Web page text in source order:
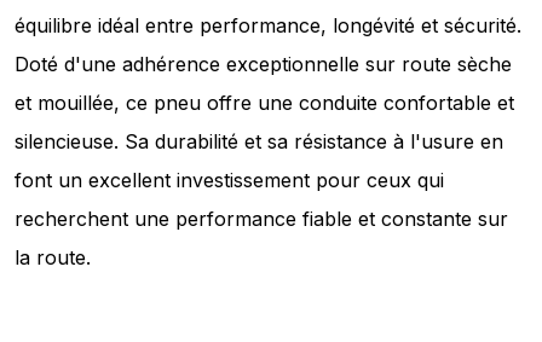
équilibre idéal entre performance, longévité et sécurité.
Doté d'une adhérence exceptionnelle sur route sèche
et mouillée, ce pneu offre une conduite confortable et
silencieuse. Sa durabilité et sa résistance à l'usure en
font un excellent investissement pour ceux qui
recherchent une performance fiable et constante sur
la route.